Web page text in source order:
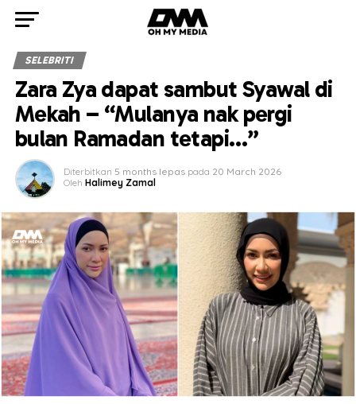
SELEBRITI
Zara Zya dapat sambut Syawal di
Mekah – “Mulanya nak pergi
bulan Ramadan tetapi…”
Diterbitkan 5 months lepas pada 20 March 2026
Oleh Halimey Zamal